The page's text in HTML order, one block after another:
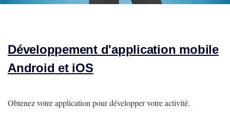
Développement d'application mobile
Android et iOS
Intro
Obtenez votre application pour développer votre activité.